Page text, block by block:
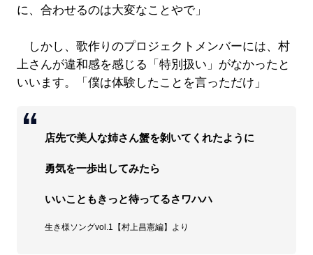
に、合わせるのは大変なことやで」
しかし、歌作りのプロジェクトメンバーには、村
上さんが違和感を感じる「特別扱い」がなかったと
いいます。「僕は体験したことを言っただけ」
店先で美人な姉さん蟹を剝いてくれたように
勇気を一歩出してみたら
いいこともきっと待ってるさワハハ
生き様ソングvol.1【村上昌憲編】より